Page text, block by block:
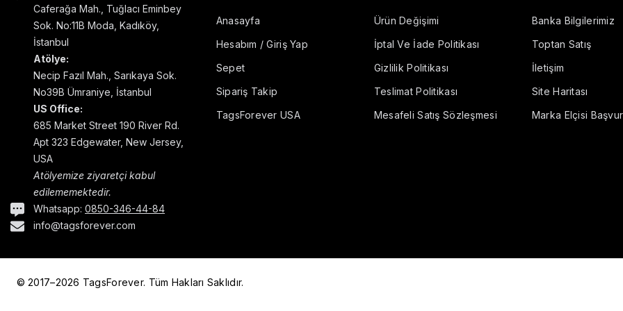
Caferağa Mah., Tuğlacı Eminbey
Sok. No:11B Moda, Kadıköy,
İstanbul
Atölye:
Necip Fazıl Mah., Sarıkaya Sok.
No39B Ümraniye, İstanbul
US Office:
685 Market Street 190 River Rd.
Apt 323 Edgewater, New Jersey,
USA
Atölyemize ziyaretçi kabul
edilememektedir.
Whatsapp: 0850-346-44-84
info@tagsforever.com
Anasayfa
Hesabım / Giriş Yap
Sepet
Sipariş Takip
TagsForever USA
Ürün Değişimi
İptal Ve İade Politikası
Gizlilik Politikası
Teslimat Politikası
Mesafeli Satış Sözleşmesi
Banka Bilgilerimiz
Toptan Satış
İletişim
Site Haritası
Marka Elçisi
© 2017–2026 TagsForever. Tüm Hakları Saklıdır.